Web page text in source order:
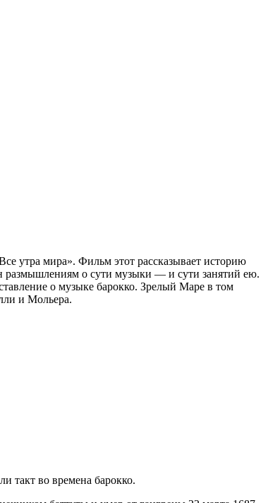
утра мира». Фильм этот рассказывает историю
размышлениям о сути музыки — и сути занятий ею.
о музыке барокко. Зрелый Маре в том
и Мольера.
такт во времена барокко.